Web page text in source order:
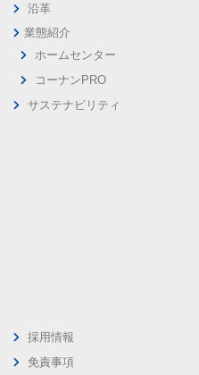
沿革
業態紹介
ホームセンター
コーナンPRO
サステナビリティ
採用情報
免責事項